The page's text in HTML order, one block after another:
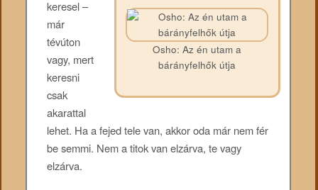
Osho: Az én utam a
bárányfelhők útja
keresel –
már
tévúton
vagy, mert
keresni
csak
akarattal
lehet. Ha a fejed tele van, akkor oda már nem fér
be semmi. Nem a titok van elzárva, te vagy
elzárva.